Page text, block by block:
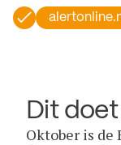
Dit
Oktober is de